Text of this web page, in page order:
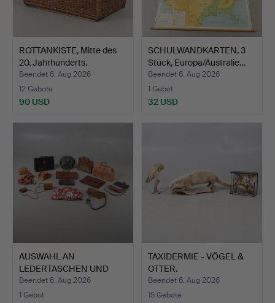
ROTTANKISTE, Mitte des
20. Jahrhunderts.
Beendet 6. Aug 2026
12 Gebote
90 USD
SCHULWANDKARTEN, 3
Stück, Europa/Australie…
Beendet 6. Aug 2026
1 Gebot
32 USD
AUSWAHL AN
LEDERTASCHEN UND
AKTENKOFFERN.
Beendet 6. Aug 2026
1 Gebot
TAXIDERMIE - VÖGEL &
OTTER.
Beendet 6. Aug 2026
15 Gebote